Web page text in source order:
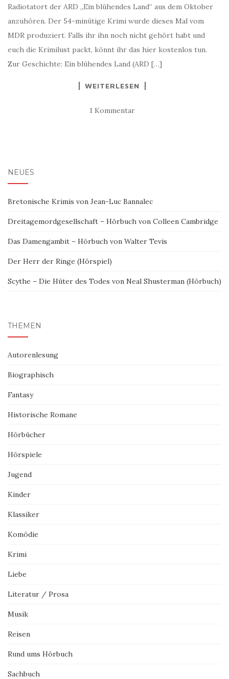
Radiotatort der ARD „Ein blühendes Land“ aus dem Oktober
anzuhören. Der 54-minütige Krimi wurde dieses Mal vom
MDR produziert. Falls ihr ihn noch nicht gehört habt und
euch die Krimilust packt, könnt ihr das hier kostenlos tun.
Zur Geschichte: Ein blühendes Land (ARD […]
WEITERLESEN
1 Kommentar
NEUES
Bretonische Krimis von Jean-Luc Bannalec
Dreitagemordgesellschaft – Hörbuch von Colleen Cambridge
Das Damengambit – Hörbuch von Walter Tevis
Der Herr der Ringe (Hörspiel)
Scythe – Die Hüter des Todes von Neal Shusterman (Hörbuch)
THEMEN
Autorenlesung
Biographisch
Fantasy
Historische Romane
Hörbücher
Hörspiele
Jugend
Kinder
Klassiker
Komödie
Krimi
Liebe
Literatur / Prosa
Musik
Reisen
Rund ums Hörbuch
Sachbuch